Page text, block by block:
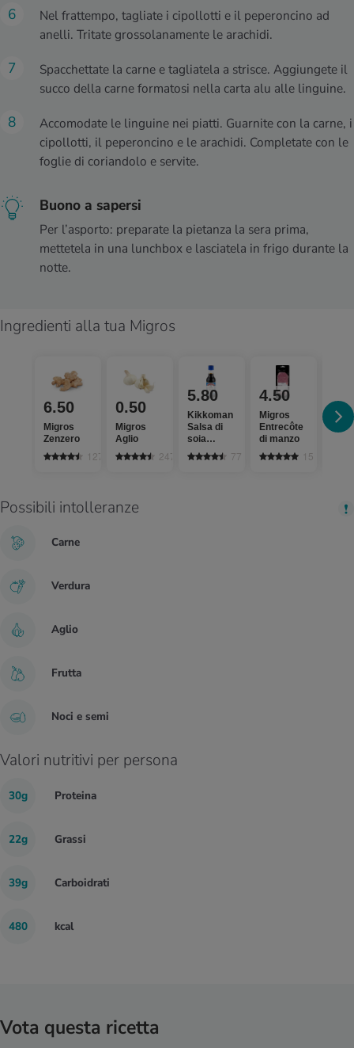
Nel frattempo, tagliate i cipollotti e il peperoncino ad
anelli. Tritate grossolanamente le arachidi.
Spacchettate la carne e tagliatela a strisce. Aggiungete il
succo della carne formatosi nella carta alu alle linguine.
Accomodate le linguine nei piatti. Guarnite con la carne, i
cipollotti, il peperoncino e le arachidi. Completate con le
foglie di coriandolo e servite.
Buono a sapersi
Per l’asporto: preparate la pietanza la sera prima,
mettetela in una lunchbox e lasciatela in frigo durante la
notte.
Ingredienti alla tua Migros
6.50
Migros
Zenzero
1279
0.50
Migros
Aglio
2475
5.80
Kikkoman
Salsa di
soia
Tamari
77
4.50
Migros
Entrecôte
di manzo
15
Thai
Possibili intolleranze
Carne
Verdura
Aglio
Frutta
Noci e semi
Valori nutritivi per persona
30g Proteina
22g Grassi
39g Carboidrati
480 kcal
Vota questa ricetta